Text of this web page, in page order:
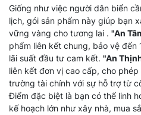
Giống như việc người dân biển
lịch, gói sản phẩm này giúp bạn
vững vàng cho tương lai . "An
phẩm liên kết chung, bảo vệ
lãi suất đầu tư cam kết. "An
liên kết đơn vị cao cấp, cho
trường tài chính với sự hỗ trợ từ
Điểm đặc biệt là bạn có thể linh
kế hoạch lớn như xây nhà, mua